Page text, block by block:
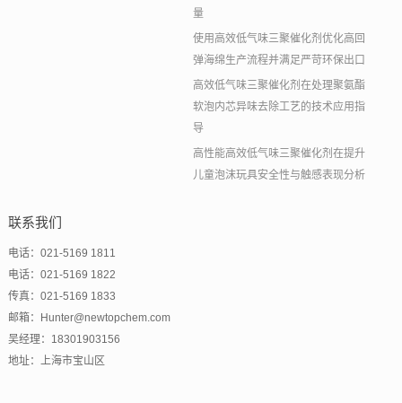
量
使用高效低气味三聚催化剂优化高回
弹海绵生产流程并满足严苛环保出口
高效低气味三聚催化剂在处理聚氨酯
软泡内芯异味去除工艺的技术应用指
导
高性能高效低气味三聚催化剂在提升
儿童泡沫玩具安全性与触感表现分析
联系我们
电话：021-5169 1811
电话：021-5169 1822
传真：021-5169 1833
邮箱：Hunter@newtopchem.com
吴经理：18301903156
地址：上海市宝山区